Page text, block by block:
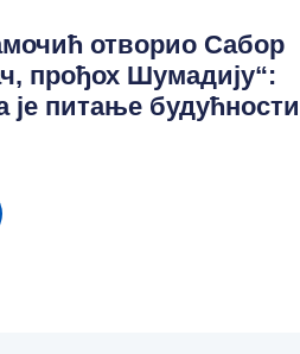
отворио Сабор
прођох Шумадију“:
питање будућности